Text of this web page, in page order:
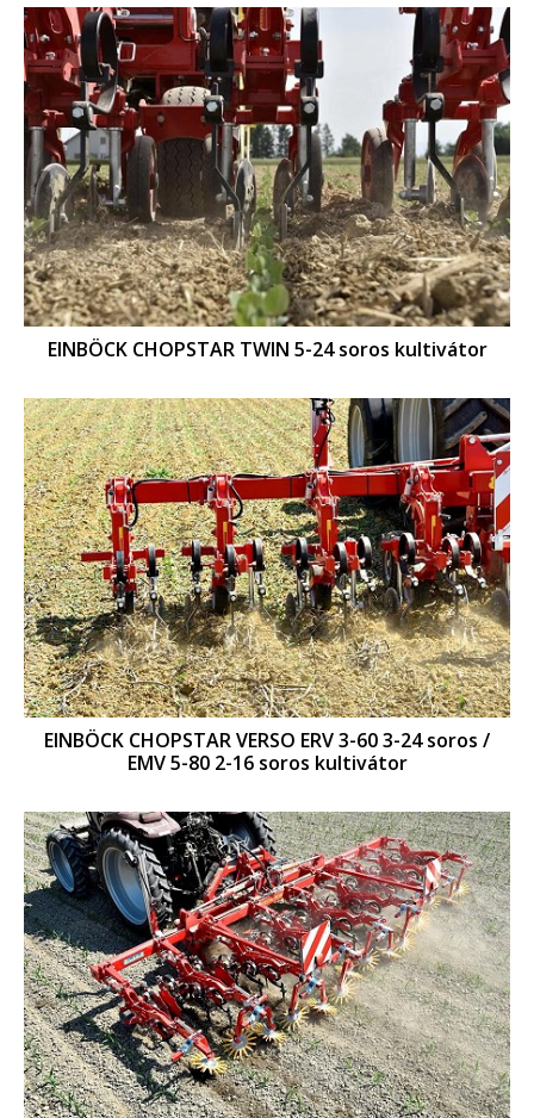
EINBÖCK CHOPSTAR TWIN 5-24 soros kultivátor
EINBÖCK CHOPSTAR VERSO ERV 3-60 3-24 soros /
EMV 5-80 2-16 soros kultivátor